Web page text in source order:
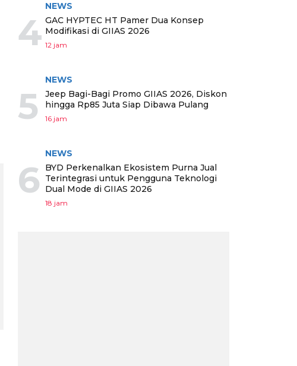
4
NEWS
GAC HYPTEC HT Pamer Dua Konsep
Modifikasi di GIIAS 2026
12 jam
5
NEWS
Jeep Bagi-Bagi Promo GIIAS 2026, Diskon
hingga Rp85 Juta Siap Dibawa Pulang
16 jam
6
NEWS
BYD Perkenalkan Ekosistem Purna Jual
Terintegrasi untuk Pengguna Teknologi
Dual Mode di GIIAS 2026
18 jam